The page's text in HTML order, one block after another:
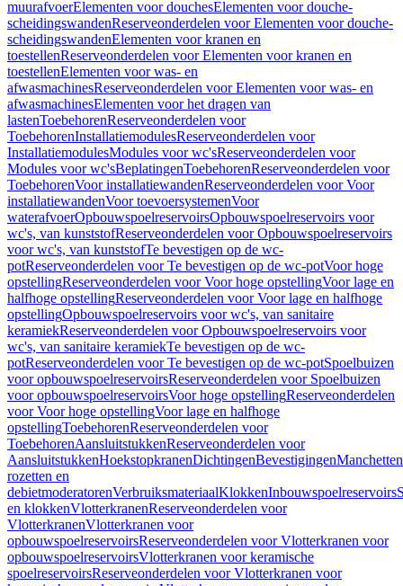
muurafvoerElementen voor douchesElementen voor douche-
scheidingswandenReserveonderdelen voor Elementen voor douche-
scheidingswandenElementen voor kranen en
toestellenReserveonderdelen voor Elementen voor kranen en
toestellenElementen voor was- en
afwasmachinesReserveonderdelen voor Elementen voor was- en
afwasmachinesElementen voor het dragen van
lastenToebehorenReserveonderdelen voor
ToebehorenInstallatiemodulesReserveonderdelen voor
InstallatiemodulesModules voor wc'sReserveonderdelen voor
Modules voor wc'sBeplatingenToebehorenReserveonderdelen voor
ToebehorenVoor installatiewandenReserveonderdelen voor Voor
installatiewandenVoor toevoersystemenVoor
waterafvoerOpbouwspoelreservoirsOpbouwspoelreservoirs voor
wc's, van kunststofReserveonderdelen voor Opbouwspoelreservoirs
voor wc's, van kunststofTe bevestigen op de wc-
potReserveonderdelen voor Te bevestigen op de wc-potVoor hoge
opstellingReserveonderdelen voor Voor hoge opstellingVoor lage en
halfhoge opstellingReserveonderdelen voor Voor lage en halfhoge
opstellingOpbouwspoelreservoirs voor wc's, van sanitaire
keramiekReserveonderdelen voor Opbouwspoelreservoirs voor
wc's, van sanitaire keramiekTe bevestigen op de wc-
potReserveonderdelen voor Te bevestigen op de wc-potSpoelbuizen
voor opbouwspoelreservoirsReserveonderdelen voor Spoelbuizen
voor opbouwspoelreservoirsVoor hoge opstellingReserveonderdelen
voor Voor hoge opstellingVoor lage en halfhoge
opstellingToebehorenReserveonderdelen voor
ToebehorenAansluitstukkenReserveonderdelen voor
AansluitstukkenHoekstopkranenDichtingenBevestigingenManchetten
rozetten en
debietmoderatorenVerbruiksmateriaalKlokkenInbouwspoelreservoirs
en klokkenVlotterkranenReserveonderdelen voor
VlotterkranenVlotterkranen voor
opbouwspoelreservoirsReserveonderdelen voor Vlotterkranen voor
opbouwspoelreservoirsVlotterkranen voor keramische
spoelreservoirsReserveonderdelen voor Vlotterkranen voor